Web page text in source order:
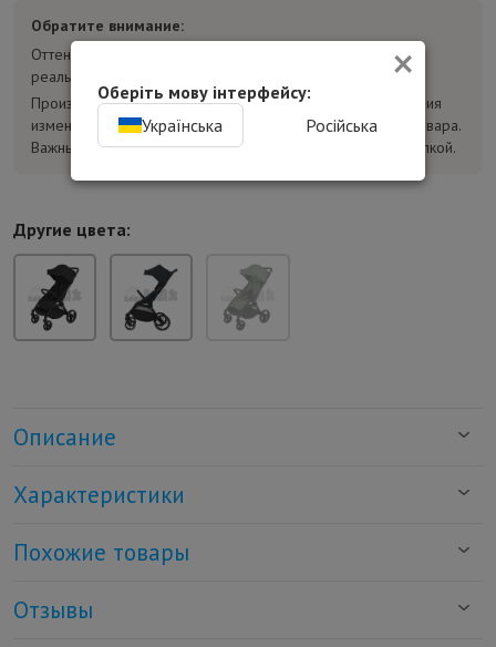
Обратите внимание:
Оттенок товара на фотографиях может отличаться от
реального.
Производитель может без предварительного уведомления
изменять конструкцию, комплектацию и характеристики товара.
Важные параметры уточняйте у консультанта перед покупкой.
Другие цвета:
Описание
Характеристики
Похожие товары
Отзывы
×
Оберіть мову інтерфейсу:
Українська
Російська